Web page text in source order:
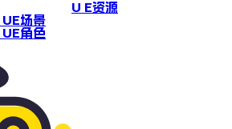
U E资源
UE场景
UE角色